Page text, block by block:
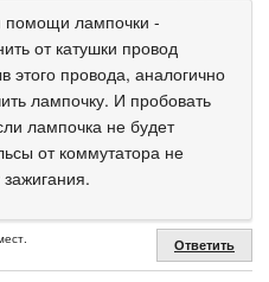
помощи лампочки -
от катушки провод
этого провода, аналогично
лампочку. И пробовать
лампочка не будет
от коммутатора не
Ответить